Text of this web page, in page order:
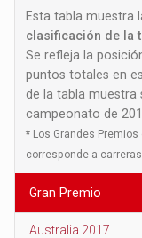
Esta tabla muestra
clasificación de la
Se refleja la
puntos totales en
de la tabla muestra
campeonato de
* Los Grandes
corresponde a carreras
Gran Premio
Australia 2017